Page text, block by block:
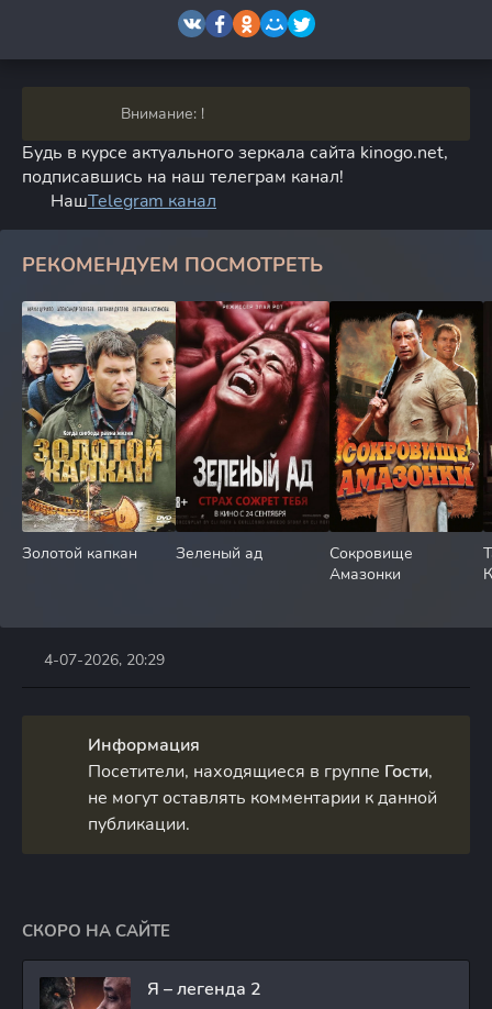
Внимание: !
Будь в курсе актуального зеркала сайта kinogo.net,
подписавшись на наш телеграм канал!
НашTelegram канал
РЕКОМЕНДУЕМ ПОСМОТРЕТЬ
Золотой капкан Зеленый ад
Сокровище
Амазонки
4-07-2026, 20:29
Информация
Посетители, находящиеся в группе Гости,
не могут оставлять комментарии к данной
публикации.
СКОРО НА САЙТЕ
Я – легенда 2